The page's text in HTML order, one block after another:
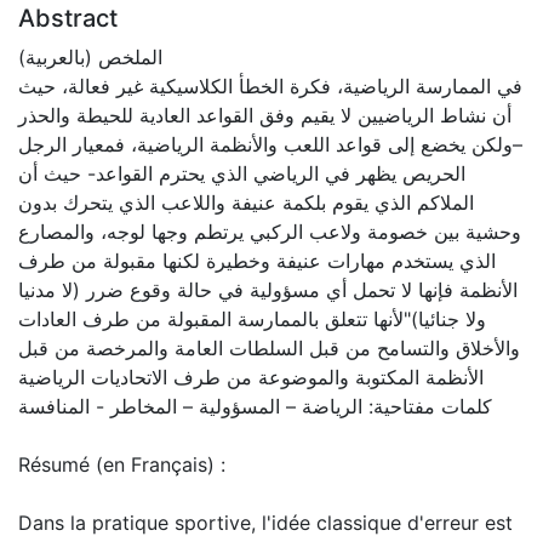
Abstract
الملخص (بالعربية)
في الممارسة الرياضية، فكرة الخطأ الكلاسيكية غير فعالة، حيث
أن نشاط الرياضيين ﻻ يقيم وفق القواعد العادية للحيطة والحذر
–ولكن يخضع إلى قواعد اللعب والأنظمة الرياضية، فمعيار الرجل
الحريص يظهر في الرياضي الذي يحترم القواعد- حيث أن
الملاكم الذي يقوم بلكمة عنيفة واللاعب الذي يتحرك بدون
وحشية بين خصومة ولاعب الركبي يرتطم وجها لوجه، والمصارع
الذي يستخدم مهارات عنيفة وخطيرة لكنها مقبولة من طرف
الأنظمة فإنها ﻻ تحمل أي مسؤولية في حالة وقوع ضرر (ﻻ مدنيا
ولا جنائيا)"لأنها تتعلق بالممارسة المقبولة من طرف العادات
والأخلاق والتسامح من قبل السلطات العامة والمرخصة من قبل
الأنظمة المكتوبة والموضوعة من طرف الاتحاديات الرياضية
كلمات مفتاحية: الرياضة – المسؤولية – المخاطر - المنافسة
Résumé (en Français) :
Dans la pratique sportive, l'idée classique d'erreur est